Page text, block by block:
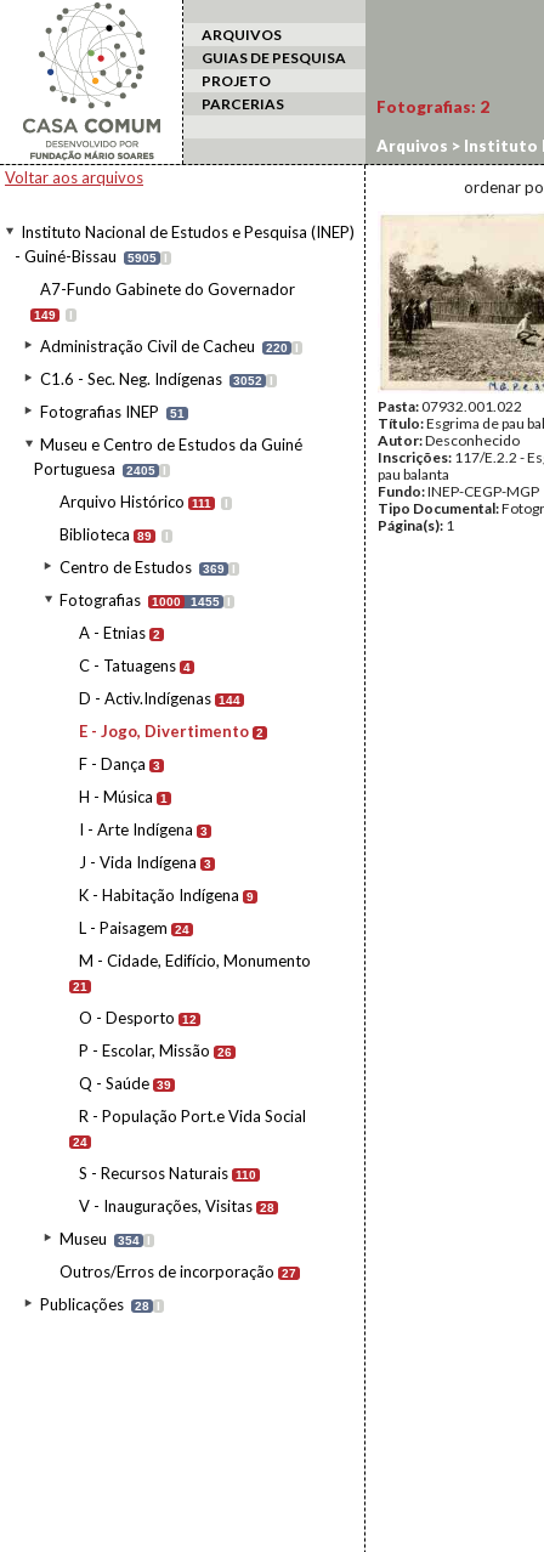
ARQUIVOS
GUIAS DE PESQUISA
PROJETO
PARCERIAS
Voltar aos arquivos
Instituto Nacional de Estudos e Pesquisa (INEP)
- Guiné-Bissau
5905 I
A7-Fundo Gabinete do Governador
149 I
Administração Civil de Cacheu 220 I
C1.6 - Sec. Neg. Indígenas 3052 I
Fotografias INEP 51
Museu e Centro de Estudos da Guiné
Portuguesa
2405 I
Arquivo Histórico 111 I
Biblioteca 89 I
Centro de Estudos 369 I
Fotografias 1000 1455 I
A - Etnias 2
C - Tatuagens 4
D - Activ.Indígenas 144
E - Jogo, Divertimento 2
F - Dança 3
H - Música 1
I - Arte Indígena 3
J - Vida Indígena 3
K - Habitação Indígena 9
L - Paisagem 24
M - Cidade, Edifício, Monumento
21
O - Desporto 12
P - Escolar, Missão 26
Q - Saúde 39
R - População Port.e Vida Social
24
S - Recursos Naturais 110
V - Inaugurações, Visitas 28
Museu 354 I
Outros/Erros de incorporação 27
Publicações 28 I
Fotografias: 2
Arquivos > Instituto
da Guiné Portuguesa
ordenar
Pasta:07932.001.022
Título:Esgrima de pau
Autor:Desconhecido
Inscrições: 117/E.2.2 -
pau balanta
Fundo:INEP-CEGP-MGP
Tipo Documental:
Página(s): 1